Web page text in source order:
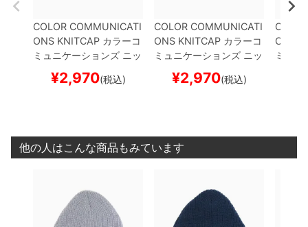
COLOR COMMUNICATI
ONS KNITCAP カラーコ
ミュニケーションズ ニッ
トキャップ DRIP EMB C
GREYスケートボー
¥2,970(税込)
COLOR COMMUNICATI
ONS KNITCAP カラーコ
ミュニケーションズ ニッ
トキャップ DRIP EMB C
NAVYスケートボー
¥2,970(税込)
ONS
ミュニ
他の人はこんな商品もみています